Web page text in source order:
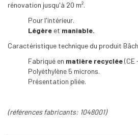
rénovation jusqu'à 20 m².
Pour l'intérieur.
Légère et maniable.
Caractéristique technique du produit
Fabriqué en matière recyclée(CE
Polyéthylène 5 microns.
Présentation pliée.
(références fabricants: 1048001)